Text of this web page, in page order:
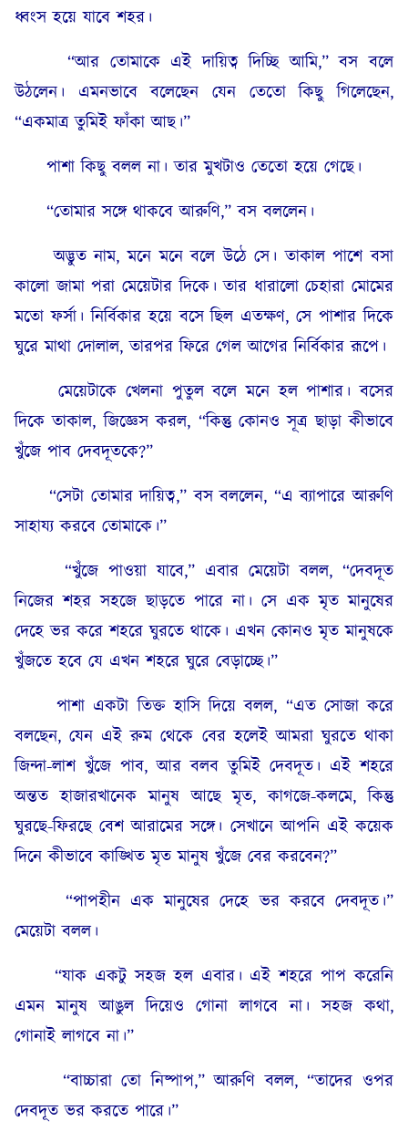
ধ্বংস হয়ে যাবে শহর।
“আর তোমাকে এই দায়িত্ব দিচ্ছি আমি,” বস বলে
উঠলেন। এমনভাবে বলেছেন যেন তেতো কিছু গিলেছেন,
“একমাত্র তুমিই ফাঁকা আছ।”
পাশা কিছু বলল না। তার মুখটাও তেতো হয়ে গেছে।
“তোমার সঙ্গে থাকবে আরুণি,” বস বললেন।
অদ্ভুত নাম, মনে মনে বলে উঠে সে। তাকাল পাশে বসা
কালো জামা পরা মেয়েটার দিকে। তার ধারালো চেহারা মোমের
মতো ফর্সা। নির্বিকার হয়ে বসে ছিল এতক্ষণ, সে পাশার দিকে
ঘুরে মাথা দোলাল, তারপর ফিরে গেল আগের নির্বিকার রূপে।
মেয়েটাকে খেলনা পুতুল বলে মনে হল পাশার। বসের
দিকে তাকাল, জিজ্ঞেস করল, “কিন্তু কোনও সূত্র ছাড়া কীভাবে
খুঁজে পাব দেবদূতকে?”
“সেটা তোমার দায়িত্ব,” বস বললেন, “এ ব্যাপারে আরুণি
সাহায্য করবে তোমাকে।”
“খুঁজে পাওয়া যাবে,” এবার মেয়েটা বলল, “দেবদূত
নিজের শহর সহজে ছাড়তে পারে না। সে এক মৃত মানুষের
দেহে ভর করে শহরে ঘুরতে থাকে। এখন কোনও মৃত মানুষকে
খুঁজতে হবে যে এখন শহরে ঘুরে বেড়াচ্ছে।”
পাশা একটা তিক্ত হাসি দিয়ে বলল, “এত সোজা করে
বলছেন, যেন এই রুম থেকে বের হলেই আমরা ঘুরতে থাকা
জিন্দা-লাশ খুঁজে পাব, আর বলব তুমিই দেবদূত। এই শহরে
অন্তত হাজারখানেক মানুষ আছে মৃত, কাগজে-কলমে, কিন্তু
ঘুরছে-ফিরছে বেশ আরামের সঙ্গে। সেখানে আপনি এই কয়েক
দিনে কীভাবে কাঙ্খিত মৃত মানুষ খুঁজে বের করবেন?”
“পাপহীন এক মানুষের দেহে ভর করবে দেবদূত।”
মেয়েটা বলল।
“যাক একটু সহজ হল এবার। এই শহরে পাপ করেনি
এমন মানুষ আঙুল দিয়েও গোনা লাগবে না। সহজ কথা,
গোনাই লাগবে না।”
“বাচ্চারা তো নিষ্পাপ,” আরুণি বলল, “তাদের ওপর
দেবদূত ভর করতে পারে।”